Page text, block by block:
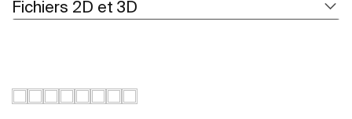
Fichiers 2D et 3D